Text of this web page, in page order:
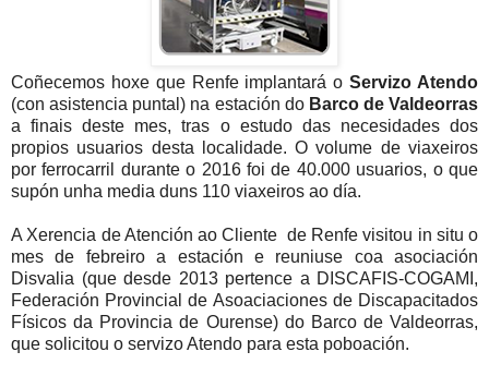
Coñecemos hoxe que Renfe implantará oServizo Atendo
(con asistencia puntal) na estación do Barco de Valdeorras
a finais deste mes, tras o estudo das necesidades dos
propios usuarios desta localidade. O volume de viaxeiros
por ferrocarril durante o 2016 foi de 40.000 usuarios, o que
supón unha media duns 110 viaxeiros ao día.
A Xerencia de Atención ao Cliente de Renfe visitou in situ o
mes de febreiro a estación e reuniuse coa asociación
Disvalia (que desde 2013 pertence a DISCAFIS-COGAMI,
Federación Provincial de Asoaciaciones de Discapacitados
Físicos da Provincia de Ourense) do Barco de Valdeorras,
que solicitou o servizo Atendo para esta poboación.